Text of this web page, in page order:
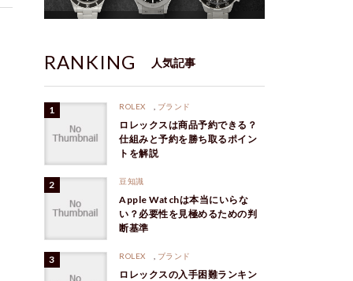
RANKING 人気記事
ROLEX ブランド
ロレックスは商品予約できる？
仕組みと予約を勝ち取るポイン
トを解説
豆知識
Apple Watchは本当にいらな
い？必要性を見極めるための判
断基準
ROLEX ブランド
ロレックスの入手困難ランキン